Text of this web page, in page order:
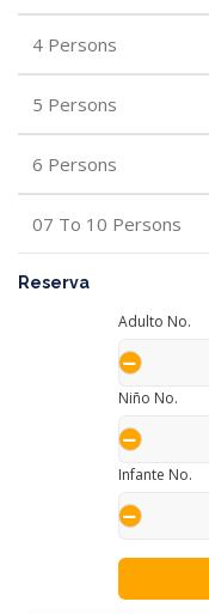
4 Persons
5 Persons
6 Persons
07 To 10 Persons
Reserva
Adulto No.
Niño No.
Infante No.